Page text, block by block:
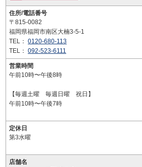
住所/電話番号
〒815-0082
福岡県福岡市南区大楠3-5-1
TEL： 0120-680-113
TEL： 092-523-6111
営業時間
午前10時〜午後8時
【毎週土曜 毎週日曜 祝日】
午前10時〜午後7時
定休日
第3水曜
店舗名